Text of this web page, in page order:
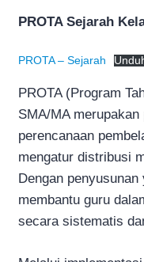
PROTA Sejarah
PROTA – Sejarah
PROTA (Program
SMA/MA
perencanaan
mengatur distribusi
Dengan
membantu guru
secara sistematis